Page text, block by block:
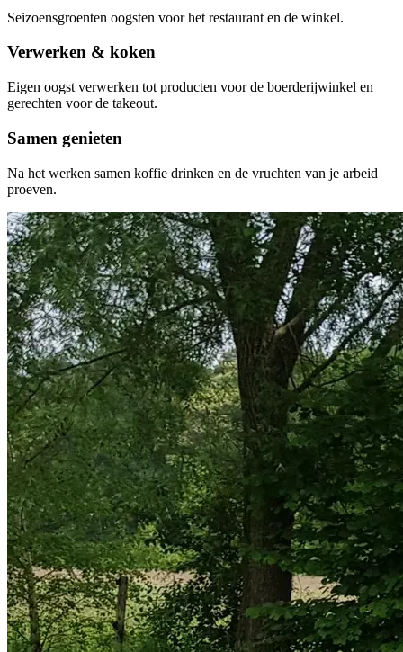
Seizoensgroenten oogsten voor het restaurant en de winkel.
Verwerken & koken
Eigen oogst verwerken tot producten voor de boerderijwinkel en
gerechten voor de takeout.
Samen genieten
Na het werken samen koffie drinken en de vruchten van je arbeid
proeven.